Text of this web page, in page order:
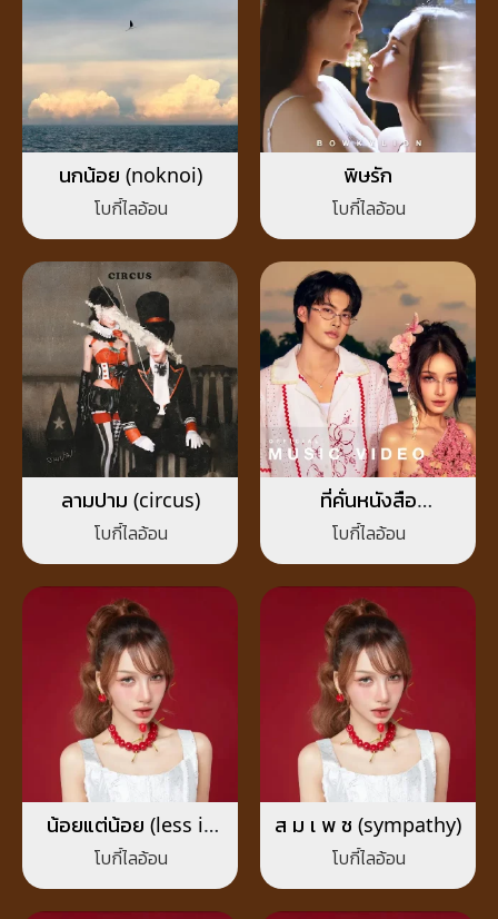
นกน้อย (noknoi)
โบกี้ไลอ้อน
พิษรัก
โบกี้ไลอ้อน
ลามปาม (circus)
โบกี้ไลอ้อน
ที่คั่นหนังสือ
(Sometimes)
โบกี้ไลอ้อน
น้อยแต่น้อย (less is
less)
โบกี้ไลอ้อน
ส ม เ พ ช (sympathy)
โบกี้ไลอ้อน